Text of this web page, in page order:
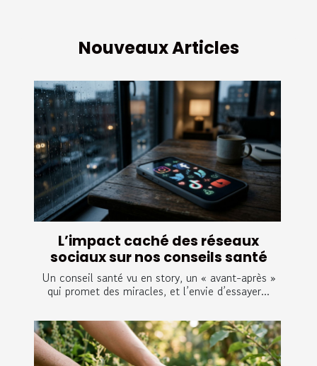
Nouveaux Articles
L’impact caché des réseaux
sociaux sur nos conseils santé
Un conseil santé vu en story, un « avant-après »
qui promet des miracles, et l’envie d’essayer...